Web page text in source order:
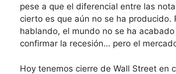
pese a que el diferencial entre las
cierto es que aún no se ha
hablando, el mundo no se ha
confirmar la recesión… pero el
Hoy tenemos cierre de Wall Street en